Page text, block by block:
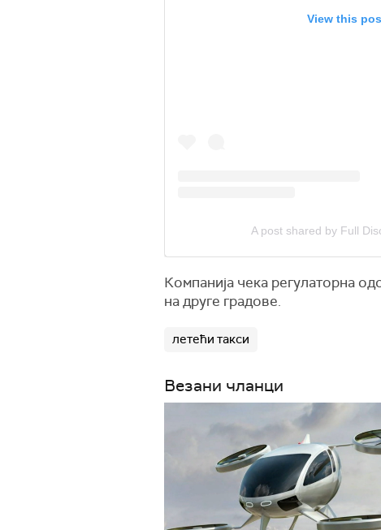
View this
A post shared by Full
Компанија чека регулаторна
на друге градове.
летећи такси
Везани чланци